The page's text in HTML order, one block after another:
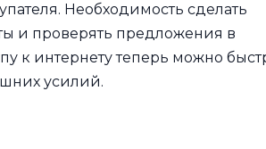
Необходимость сделать
и проверять предложения в
к интернету теперь можно
усилий.